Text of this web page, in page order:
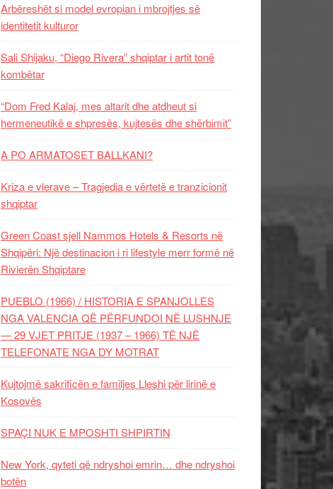
Arbëreshët si model evropian i mbrojtjes së
identitetit kulturor
Sali Shijaku, “Diego Rivera” shqiptar i artit tonë
kombëtar
“Dom Fred Kalaj, mes altarit dhe atdheut si
hermeneutikë e shpresës, kujtesës dhe shërbimit”
A PO ARMATOSET BALLKANI?
Kriza e vlerave – Tragjedia e vërtetë e tranzicionit
shqiptar
Green Coast sjell Nammos Hotels & Resorts në
Shqipëri: Një destinacion i ri lifestyle merr formë në
Rivierën Shqiptare
PUEBLO (1966) / HISTORIA E SPANJOLLES
NGA VALENCIA QË PËRFUNDOI NË LUSHNJE
— 29 VJET PRITJE (1937 – 1966) TË NJË
TELEFONATE NGA DY MOTRAT
Kujtojmë sakrificën e familjes Lleshi për lirinë e
Kosovës
SPAÇI NUK E MPOSHTI SHPIRTIN
New York, qyteti që ndryshoi emrin… dhe ndryshoi
botën